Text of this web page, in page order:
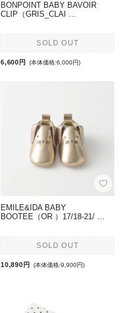
BONPOINT BABY BAVOIR
CLIP（GRIS_CLAI …
SOLD OUT
6,600円 (本体価格:6,000円)
EMILE&IDA BABY
BOOTEE（OR ）17/18-21/ …
SOLD OUT
10,890円 (本体価格:9,900円)